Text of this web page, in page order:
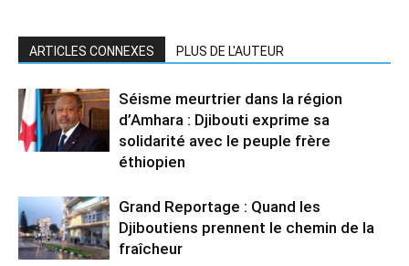
ARTICLES CONNEXES PLUS DE L'AUTEUR
Séisme meurtrier dans la région
d’Amhara : Djibouti exprime sa
solidarité avec le peuple frère
éthiopien
Grand Reportage : Quand les
Djiboutiens prennent le chemin de la
fraîcheur